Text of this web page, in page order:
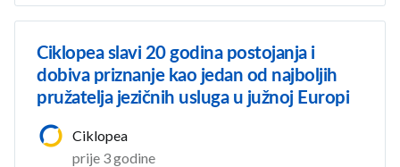
Ciklopea slavi 20 godina postojanja i
dobiva priznanje kao jedan od najboljih
pružatelja jezičnih usluga u južnoj Europi
Ciklopea
prije 3 godine